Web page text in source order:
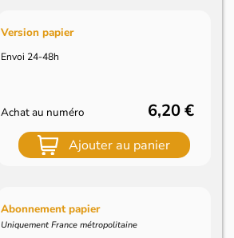
Version papier
Envoi 24-48h
Achat au numéro 6,20 €
Ajouter au panier
Abonnement papier
Uniquement France métropolitaine